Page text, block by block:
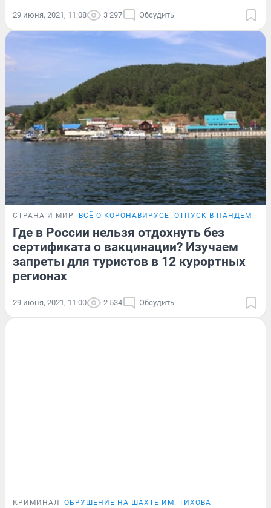
29 июня, 2021, 11:08 3 297 Обсудить
СТРАНА И МИР ВСЁ О КОРОНАВИРУСЕ ОТПУСК В ПАНДЕМИЮ
Где в России нельзя отдохнуть без
сертификата о вакцинации? Изучаем
запреты для туристов в 12 курортных
регионах
29 июня, 2021, 11:00 2 534 Обсудить
КРИМИНАЛ ОБРУШЕНИЕ НА ШАХТЕ ИМ. ТИХОВА